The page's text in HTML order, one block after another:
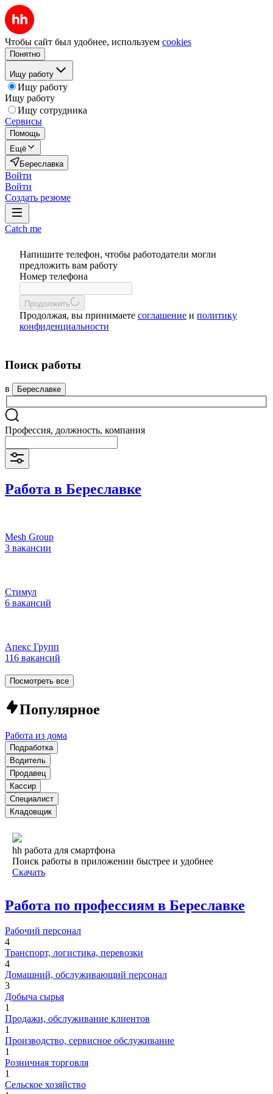
Чтобы сайт был удобнее, используем cookies
Понятно
Ищу работу
Ищу работу
Ищу работу
Ищу сотрудника
Сервисы
Помощь
Ещё
Береславка
Войти
Войти
Создать резюме
Catch me
Напишите телефон, чтобы работодатели могли
предложить вам работу
Номер телефона
Продолжить
Продолжая, вы принимаете соглашение и политику
конфиденциальности
Поиск работы
в Береславке
Профессия, должность, компания
Работа в Береславке
Mesh Group
3 вакансии
Стимул
6 вакансий
Апекс Групп
116 вакансий
Посмотреть все
Популярное
Работа из дома
Подработка
Водитель
Продавец
Кассир
Специалист
Кладовщик
hh работа для смартфона
Поиск работы в приложении быстрее и удобнее
Скачать
Работа по профессиям в Береславке
Рабочий персонал
4
Транспорт, логистика, перевозки
4
Домашний, обслуживающий персонал
3
Добыча сырья
1
Продажи, обслуживание клиентов
1
Производство, сервисное обслуживание
1
Розничная торговля
1
Сельское хозяйство